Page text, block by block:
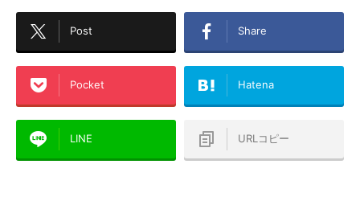
Post Share
Pocket Hatena
LINE URLコピー